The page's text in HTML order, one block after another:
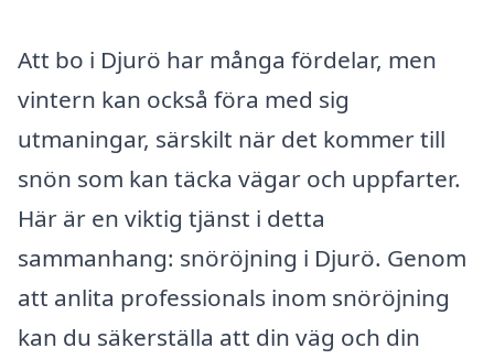
Att bo i Djurö har många fördelar, men
vintern kan också föra med sig
utmaningar, särskilt när det kommer till
snön som kan täcka vägar och uppfarter.
Här är en viktig tjänst i detta
sammanhang: snöröjning i Djurö. Genom
att anlita professionals inom snöröjning
kan du säkerställa att din väg och din